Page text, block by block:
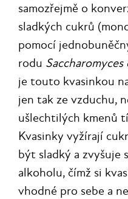
samozřejmě o
sladkých cukrů
pomocí
rodu Saccharomyces
je touto kvasinkou
jen tak ze vzduchu,
ušlechtilých kmenů
Kvasinky vyžírají
být sladký a zvyšuje
alkoholu, čímž si
vhodné pro sebe a